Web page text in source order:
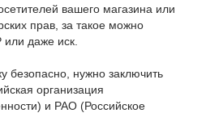
вашего магазина или
прав, за такое можно
даже иск.
безопасно, нужно заключить
организация
и РАО (Российское